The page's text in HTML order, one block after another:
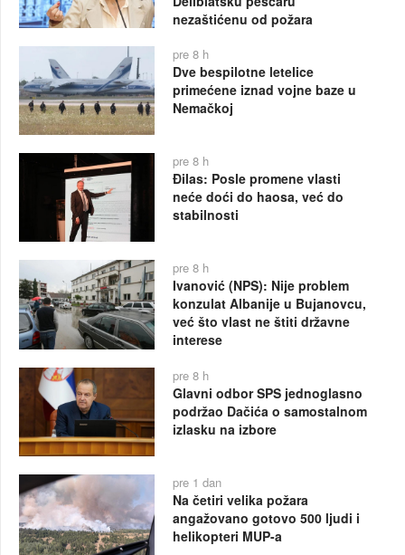
nezaštićenu od požara
pre 8 h
Dve bespilotne letelice
primećene iznad vojne baze u
Nemačkoj
pre 8 h
Đilas: Posle promene vlasti
neće doći do haosa, već do
stabilnosti
pre 8 h
Ivanović (NPS): Nije problem
konzulat Albanije u Bujanovcu,
već što vlast ne štiti državne
interese
pre 8 h
Glavni odbor SPS jednoglasno
podržao Dačića o samostalnom
izlasku na izbore
pre 1 dan
Na četiri velika požara
angažovano gotovo 500 ljudi i
helikopteri MUP-a